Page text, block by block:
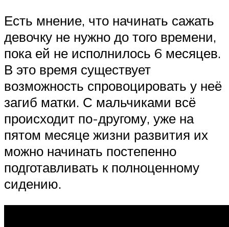
Есть мнение, что начинать сажать
девочку не нужно до того времени,
пока ей не исполнилось 6 месяцев.
В это время существует
возможность спровоцировать у неё
загиб матки. С мальчиками всё
происходит по-другому, уже на
пятом месяце жизни развития их
можно начинать постепенно
подготавливать к полноценному
сидению.